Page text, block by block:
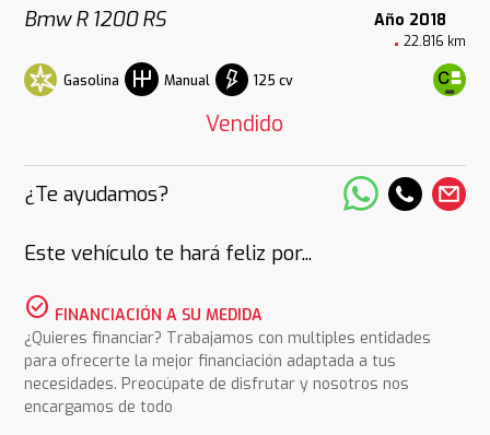
Bmw R 1200 RS Año 2018
22.816 km
Gasolina Manual 125 cv
Vendido
¿Te ayudamos?
Este vehículo te hará feliz por...
check_circle FINANCIACIÓN A SU MEDIDA
¿Quieres financiar? Trabajamos con multiples entidades
para ofrecerte la mejor financiación adaptada a tus
necesidades. Preocúpate de disfrutar y nosotros nos
encargamos de todo